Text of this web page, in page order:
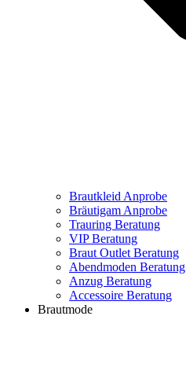
Brautkleid Anprobe
Bräutigam Anprobe
Trauring Beratung
VIP Beratung
Braut Outlet Beratung
Abendmoden Beratung
Anzug Beratung
Accessoire Beratung
Brautmode